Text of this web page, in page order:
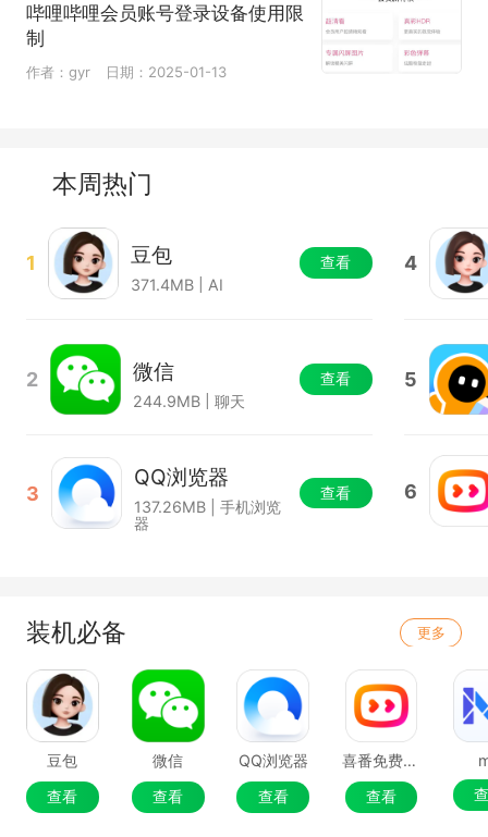
哔哩哔哩会员账号登录设备使用限
制
作者：gyr 日期：2025-01-13
本周热门
1 豆包
371.4MB | AI
查看
2 微信
244.9MB | 聊天
查看
3
QQ浏览器
137.26MB | 手机浏览
器
查看
4
5
6
装机必备 更多
豆包
查看
微信
查看
QQ浏览器
查看
喜番免费短剧
查看